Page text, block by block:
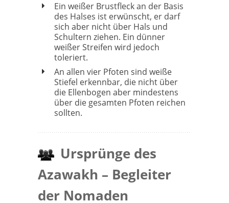
Ein weißer Brustfleck an der Basis
des Halses ist erwünscht, er darf
sich aber nicht über Hals und
Schultern ziehen. Ein dünner
weißer Streifen wird jedoch
toleriert.
An allen vier Pfoten sind weiße
Stiefel erkennbar, die nicht über
die Ellenbogen aber mindestens
über die gesamten Pfoten reichen
sollten.
Ursprünge des
Azawakh – Begleiter
der Nomaden